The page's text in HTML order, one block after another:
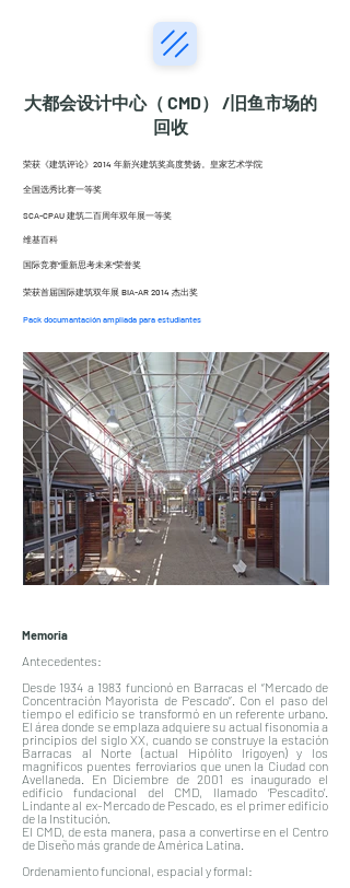
大都会设计中心（ CMD）
/旧鱼市场的
回收
荣获《建筑评论》2014 年新兴建筑奖高度赞扬。皇家艺术学院
全国选秀比赛一等奖
SCA-CPAU 建筑二百周年双年展一等奖
维基百科
国际竞赛“重新思考未来”荣誉奖
荣获首届国际建筑双年展 BIA-AR 2014 杰出奖
Pack documantación ampliada para estudiantes
Memoria
Antecedentes:
Desde 1934 a 1983 funcionó en Barracas el “Mercado de
Concentración Mayorista de Pescado”. Con el paso del
tiempo el edificio se transformó en un referente urbano.
El área donde se emplaza adquiere su actual fisonomía a
principios del siglo XX, cuando se construye la estación
Barracas al Norte (actual Hipólito Irigoyen) y los
magníficos puentes ferroviarios que unen la Ciudad con
Avellaneda. En Diciembre de 2001 es inaugurado el
edificio fundacional del CMD, llamado ‘Pescadito’.
Lindante al ex-Mercado de Pescado, es el primer edificio
de la Institución.
El CMD, de esta manera, pasa a convertirse en el Centro
de Diseño más grande de América Latina.
Ordenamiento funcional, espacial y formal: